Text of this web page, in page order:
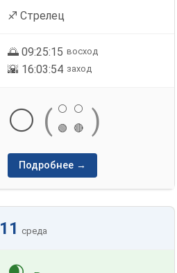
♐ Стрелец
🌅 09:25:15 восход
🌇 16:03:54 заход
⚪ ( ⚪
⚪
🟢
🔴 )
Подробнее →
11 среда